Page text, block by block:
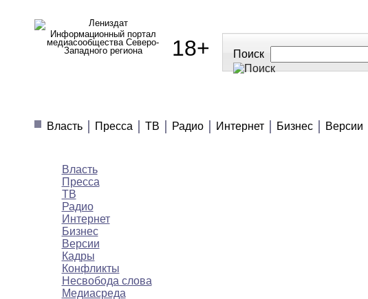
Информационный портал
медиасообщества Северо-
Западного региона
18+ Поиск
Власть
Пресса ТВ Радио Интернет Бизнес Версии
Власть
Пресса
ТВ
Радио
Интернет
Бизнес
Версии
Кадры
Конфликты
Несвобода слова
Медиасреда